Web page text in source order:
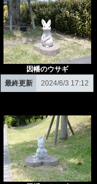
因幡のウサギ
最終更新
2024/6/3 17:12